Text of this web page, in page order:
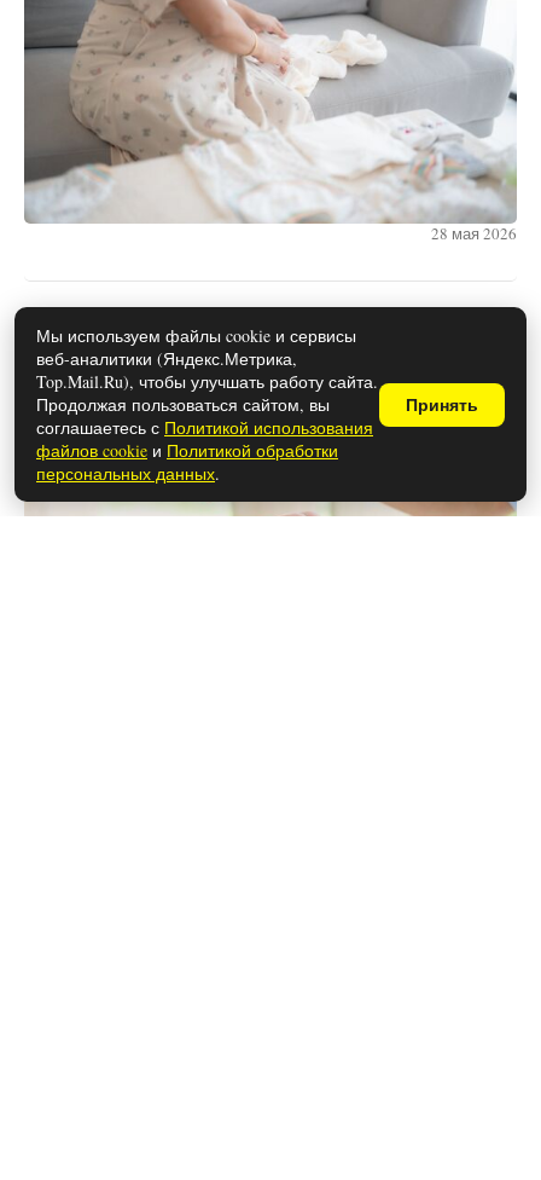
28 мая 2026
Какие документы нужны для
оформления развода в 2026 году
Мы используем файлы cookie и сервисы
веб-аналитики (Яндекс.Метрика,
Top.Mail.Ru), чтобы улучшать работу сайта.
Продолжая пользоваться сайтом, вы
соглашаетесь с Политикой использования
файлов cookie и Политикой обработки
персональных данных.
Принять